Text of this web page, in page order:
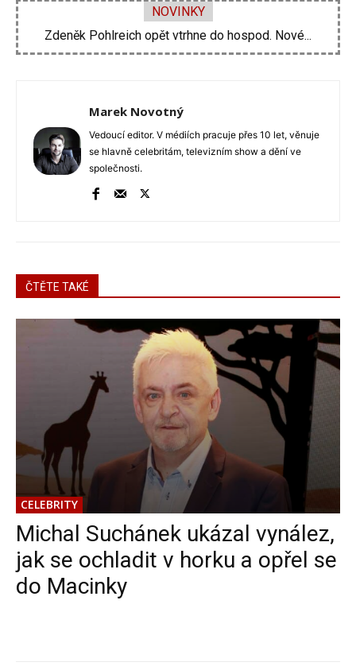
NOVINKY
Zdeněk Pohlreich opět vtrhne do hospod. Nové...
Michal Suchánek ukázal vynález, jak se ochladit...
Marek Novotný
Vedoucí editor. V médiích pracuje přes 10 let, věnuje
se hlavně celebritám, televizním show a dění ve
společnosti.
ČTĚTE TAKÉ
CELEBRITY
Michal Suchánek ukázal vynález,
jak se ochladit v horku a opřel se
do Macinky